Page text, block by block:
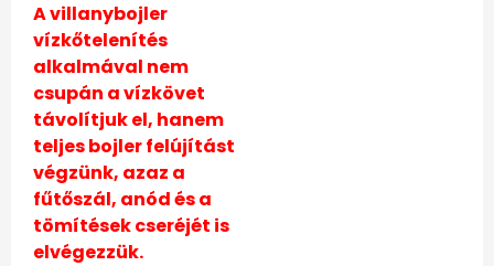
A villanybojler
vízkőtelenítés
alkalmával nem
csupán a vízkövet
távolítjuk el, hanem
teljes bojler felújítást
végzünk, azaz a
fűtőszál, anód és a
tömítések cseréjét is
elvégezzük.